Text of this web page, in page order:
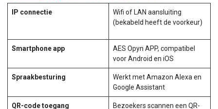
IP connectie
Wifi of LAN aansluiting
(bekabeld heeft de voorkeur)
Smartphone app
AES Opyn APP, compatibel
voor Android en iOS
Spraakbesturing
Werkt met Amazon Alexa en
Google Assistant
QR-code toegang
Bezoekers scannen een QR-